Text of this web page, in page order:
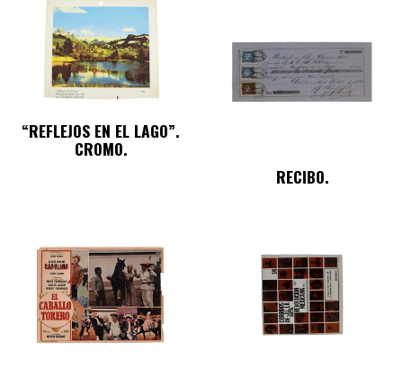
“REFLEJOS EN EL LAGO”.
CROMO.
RECIBO.